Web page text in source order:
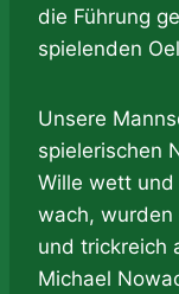
die Führung
spielenden
Unsere
spielerischen
Wille wett
wach, wurden
und trickreich
Michael